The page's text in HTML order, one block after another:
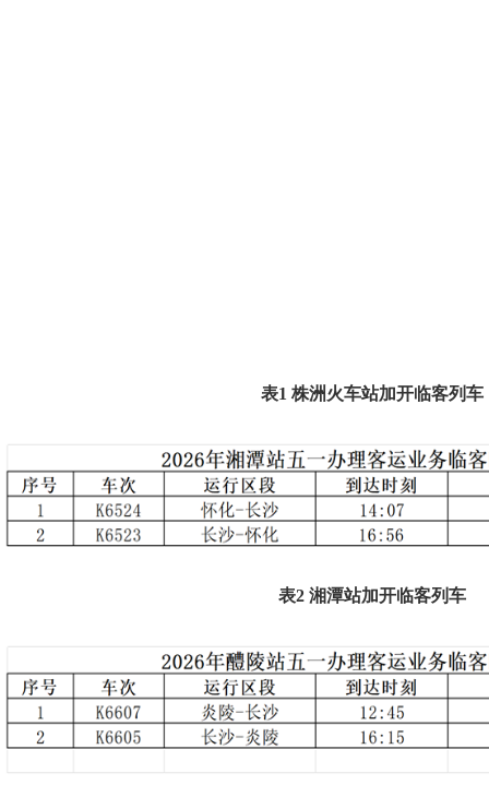
表1 株洲火车站加开临客列车
表2 湘潭站加开临客列车